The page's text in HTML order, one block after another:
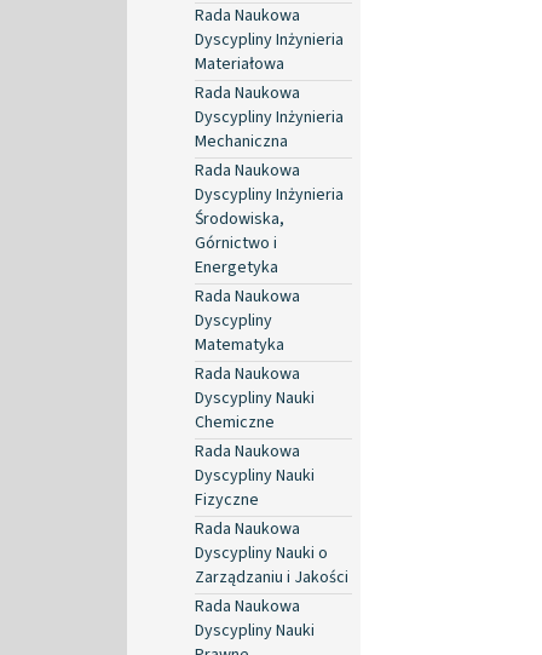
Rada Naukowa
Dyscypliny Inżynieria
Materiałowa
Rada Naukowa
Dyscypliny Inżynieria
Mechaniczna
Rada Naukowa
Dyscypliny Inżynieria
Środowiska,
Górnictwo i
Energetyka
Rada Naukowa
Dyscypliny
Matematyka
Rada Naukowa
Dyscypliny Nauki
Chemiczne
Rada Naukowa
Dyscypliny Nauki
Fizyczne
Rada Naukowa
Dyscypliny Nauki o
Zarządzaniu i Jakości
Rada Naukowa
Dyscypliny Nauki